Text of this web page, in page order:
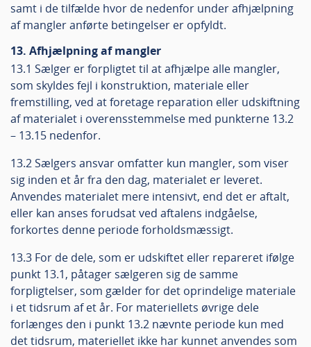
samt i de tilfælde hvor de nedenfor under afhjælpning
af mangler anførte betingelser er opfyldt.
13. Afhjælpning af mangler
13.1 Sælger er forpligtet til at afhjælpe alle mangler,
som skyldes fejl i konstruktion, materiale eller
fremstilling, ved at foretage reparation eller udskiftning
af materialet i overensstemmelse med punkterne 13.2
– 13.15 nedenfor.
13.2 Sælgers ansvar omfatter kun mangler, som viser
sig inden et år fra den dag, materialet er leveret.
Anvendes materialet mere intensivt, end det er aftalt,
eller kan anses forudsat ved aftalens indgåelse,
forkortes denne periode forholdsmæssigt.
13.3 For de dele, som er udskiftet eller repareret ifølge
punkt 13.1, påtager sælgeren sig de samme
forpligtelser, som gælder for det oprindelige materiale
i et tidsrum af et år. For materiellets øvrige dele
forlænges den i punkt 13.2 nævnte periode kun med
det tidsrum, materiellet ikke har kunnet anvendes som